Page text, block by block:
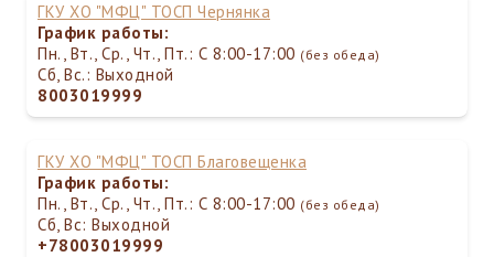
ГКУ ХО "МФЦ" ТОСП Чернянка
График работы:
Пн., Вт., Ср., Чт., Пт.: С 8:00-17:00 (без обеда)
Сб, Вс.: Выходной
8003019999
ГКУ ХО "МФЦ" ТОСП Благовещенка
График работы:
Пн., Вт., Ср., Чт., Пт.: С 8:00-17:00 (без обеда)
Сб, Вс: Выходной
+78003019999